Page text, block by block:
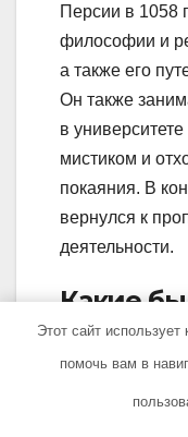
Персии в 1058
философии и
а также его
Он также
в
мистиком и
покаяния. В
вернулся к
деятельности.
Какие
учения
Главная
заключается в
Этот сайт
помочь вам в